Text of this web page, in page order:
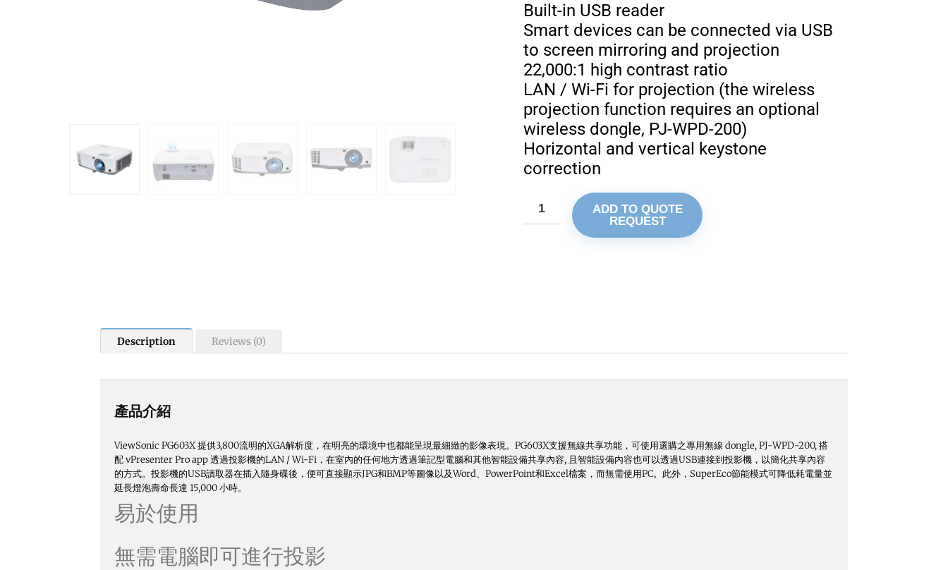
Built-in USB reader
Smart devices can be connected via USB
to screen mirroring and projection
22,000:1 high contrast ratio
LAN / Wi-Fi for projection (the wireless
projection function requires an optional
wireless dongle, PJ-WPD-200)
Horizontal and vertical keystone
correction
ADD TO QUOTE
REQUEST
Description Reviews (0)
產品介紹
ViewSonic PG603X 提供3,800流明的XGA解析度，在明亮的環境中也都能呈現最細緻的影像表現。PG603X支援無線共享功能，可使用選購之專用無線 dongle, PJ-WPD-200, 搭
配 vPresenter Pro app 透過投影機的LAN / Wi-Fi，在室內的任何地方透過筆記型電腦和其他智能設備共享內容, 且智能設備內容也可以透過USB連接到投影機，以簡化共享內容
的方式。投影機的USB讀取器在插入隨身碟後，便可直接顯示JPG和BMP等圖像以及Word、PowerPoint和Excel檔案，而無需使用PC。此外，SuperEco節能模式可降低耗電量並
延長燈泡壽命長達 15,000 小時。
易於使用
無需電腦即可進行投影